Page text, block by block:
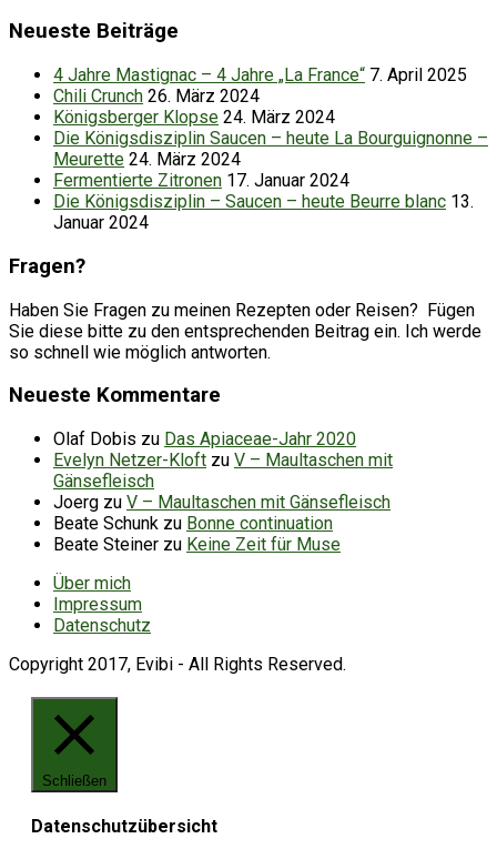
Neueste Beiträge
4 Jahre Mastignac – 4 Jahre „La France“ 7. April 2025
Chili Crunch 26. März 2024
Königsberger Klopse 24. März 2024
Die Königsdisziplin Saucen – heute La Bourguignonne –
Meurette 24. März 2024
Fermentierte Zitronen 17. Januar 2024
Die Königsdisziplin – Saucen – heute Beurre blanc 13.
Januar 2024
Fragen?
Haben Sie Fragen zu meinen Rezepten oder Reisen? Fügen
Sie diese bitte zu den entsprechenden Beitrag ein. Ich werde
so schnell wie möglich antworten.
Neueste Kommentare
Olaf Dobis zu Das Apiaceae-Jahr 2020
Evelyn Netzer-Kloft zu V – Maultaschen mit
Gänsefleisch
Joerg zu V – Maultaschen mit Gänsefleisch
Beate Schunk zu Bonne continuation
Beate Steiner zu Keine Zeit für Muse
Über mich
Impressum
Datenschutz
Copyright 2017, Evibi - All Rights Reserved.
Schließen
Datenschutzübersicht